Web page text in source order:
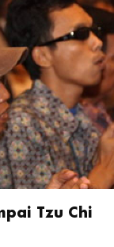
Tzu Chi